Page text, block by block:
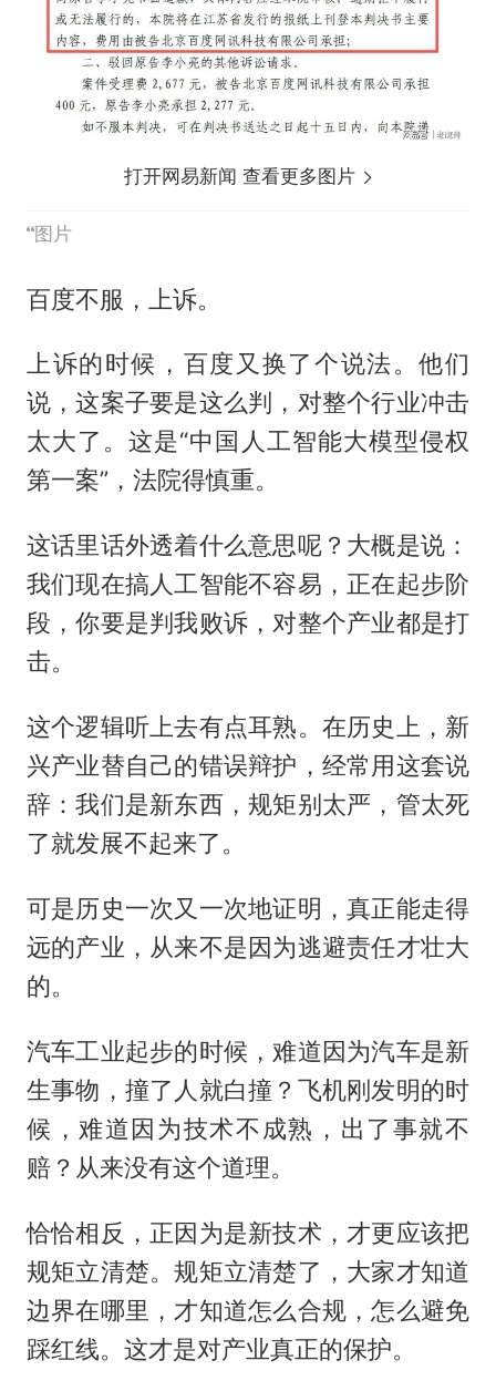
打开网易新闻 查看更多图片
图片
百度不服，上诉。
上诉的时候，百度又换了个说法。他们
说，这案子要是这么判，对整个行业冲击
太大了。这是“中国人工智能大模型侵权
第一案”，法院得慎重。
这话里话外透着什么意思呢？大概是说：
我们现在搞人工智能不容易，正在起步阶
段，你要是判我败诉，对整个产业都是打
击。
这个逻辑听上去有点耳熟。在历史上，新
兴产业替自己的错误辩护，经常用这套说
辞：我们是新东西，规矩别太严，管太死
了就发展不起来了。
可是历史一次又一次地证明，真正能走得
远的产业，从来不是因为逃避责任才壮大
的。
汽车工业起步的时候，难道因为汽车是新
生事物，撞了人就白撞？飞机刚发明的时
候，难道因为技术不成熟，出了事就不
赔？从来没有这个道理。
恰恰相反，正因为是新技术，才更应该把
规矩立清楚。规矩立清楚了，大家才知道
边界在哪里，才知道怎么合规，怎么避免
踩红线。这才是对产业真正的保护。